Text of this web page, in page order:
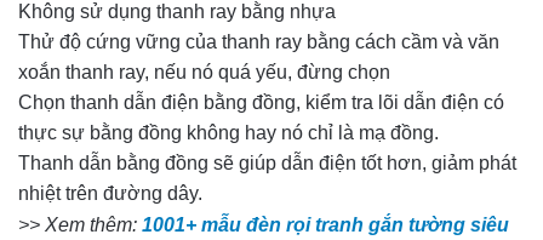
Không sử dụng thanh ray bằng nhựa
Thử độ cứng vững của thanh ray bằng cách cầm và văn
xoắn thanh ray, nếu nó quá yếu, đừng chọn
Chọn thanh dẫn điện bằng đồng, kiểm tra lõi dẫn điện có
thực sự bằng đồng không hay nó chỉ là mạ đồng.
Thanh dẫn bằng đồng sẽ giúp dẫn điện tốt hơn, giảm phát
nhiệt trên đường dây.
>> Xem thêm: 1001+ mẫu đèn rọi tranh gắn tường siêu